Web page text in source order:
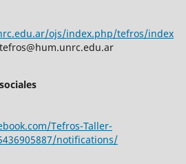
ojs/index.php/tefros/index
Tefros-Taller-
notifications/